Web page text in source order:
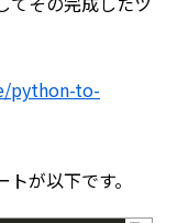
python-to-
が以下です。